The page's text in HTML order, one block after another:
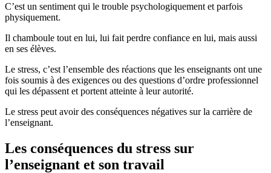
C’est un sentiment qui le trouble psychologiquement et parfois
physiquement.
Il chamboule tout en lui, lui fait perdre confiance en lui, mais aussi
en ses élèves.
Le stress, c’est l’ensemble des réactions que les enseignants ont une
fois soumis à des exigences ou des questions d’ordre professionnel
qui les dépassent et portent atteinte à leur autorité.
Le stress peut avoir des conséquences négatives sur la carrière de
l’enseignant.
Les conséquences du stress sur
l’enseignant et son travail